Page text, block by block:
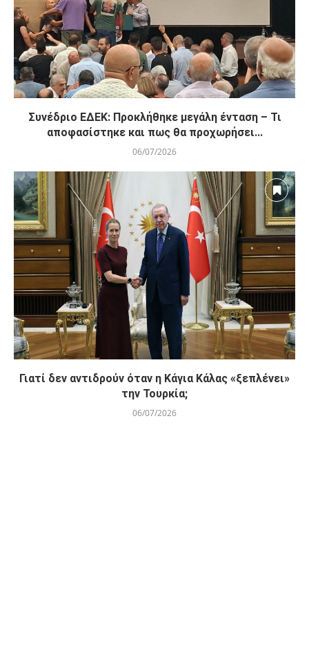
Συνέδριο ΕΔΕΚ: Προκλήθηκε μεγάλη ένταση – Τι
αποφασίστηκε και πως θα προχωρήσει...
06/07/2026
Γιατί δεν αντιδρούν όταν η Κάγια Κάλας «ξεπλένει»
την Τουρκία;
06/07/2026